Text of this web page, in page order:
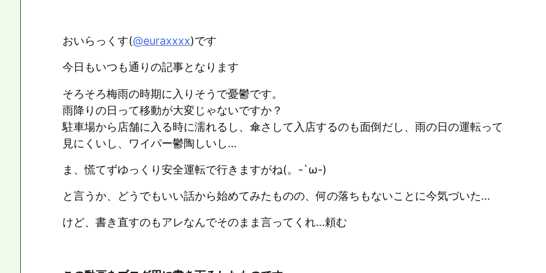
おいらっくす(@euraxxxx)です
今日もいつも通りの記事となります
そろそろ梅雨の時期に入りそうで憂鬱です。
雨降りの日って移動が大変じゃないですか？
駐車場から店舗に入る時に濡れるし、傘さして入店するのも面倒だし、雨の日の運転って
見にくいし、ワイパー鬱陶しいし…
ま、慌てずゆっくり安全運転で行きますがね(。-`ω-)
と言うか、どうでもいい話から始めてみたものの、何の落ちもないことに今気づいた…
けど、書き直すのもアレなんでそのまま言ってくれ…頼む